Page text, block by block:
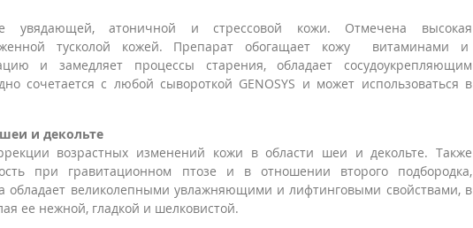
увядающей, атоничной и стрессовой кожи. Отмечена высокая
тусколой кожей. Препарат обогащает кожу витаминами и
и замедляет процессы старения, обладает сосудоукрепляющим
сочетается с любой сывороткой GENOSYS и может использоваться в
и декольте
возрастных изменений кожи в области шеи и декольте. Также
при гравитационном птозе и в отношении второго подбородка,
обладает великолепными увлажняющими и лифтинговыми свойствами, в
ее нежной, гладкой и шелковистой.